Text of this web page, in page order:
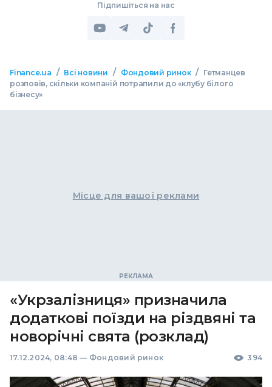
Підпишіться на нас
Finance.ua / Всі новини / Фондовий ринок / Гетманцев
розповів, скільки компаній потрапили до «клубу білого
бізнесу»
Місце для вашої реклами
«Укрзалізниця» призначила
додаткові поїзди на різдвяні та
новорічні свята (розклад)
17.12.2024, 08:48 — Фондовий ринок 394